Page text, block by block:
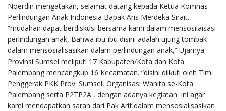
Noerdin mengatakan, selamat datang kepada Ketua Komnas
Perlindungan Anak Indonesia Bapak Aris Merdeka Sirait.
“mudahan dapat berdiskusi bersama kami dalam mensosilaisasi
perlindungan anak, Bahwa ibu-ibu disini adalah ujung tombak
dalam mensosialisasikan dalam perlindungan anak,” Ujarnya.
Provinsi Sumsel meliputi 17 Kabupaten/Kota dan Kota
Palembang mencangkup 16 Kecamatan. “disini diikuti oleh Tim
Penggerak PKK Prov. Sumsel, Organisasi Wanita se-Kota
Palembang serta P2TP2A , dengan adanya kegiatan ini agar
kami mendapatkan saran dari Pak Arif dalam mensosialisasikan